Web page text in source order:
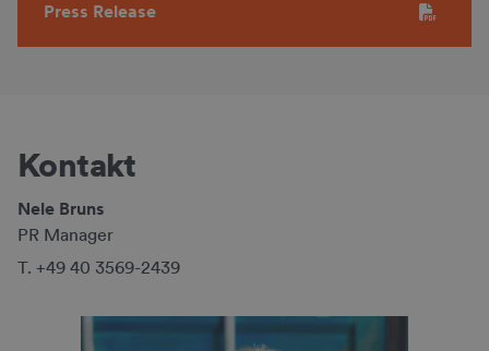
Press Release
Kontakt
Nele Bruns
PR Manager
T. +49 40 3569-2439